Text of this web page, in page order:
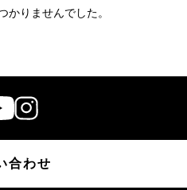
かりませんでした。
合わせ